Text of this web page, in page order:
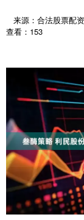
来源：合法股票配资
查看：153